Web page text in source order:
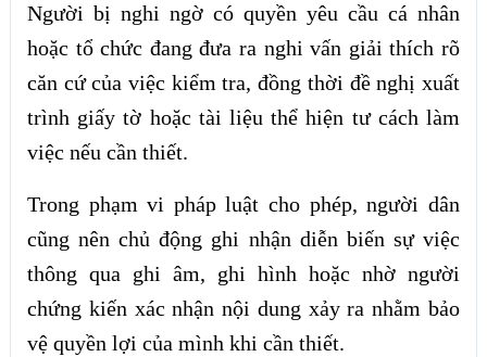
Người bị nghi ngờ có quyền yêu cầu cá nhân
hoặc tổ chức đang đưa ra nghi vấn giải thích rõ
căn cứ của việc kiểm tra, đồng thời đề nghị xuất
trình giấy tờ hoặc tài liệu thể hiện tư cách làm
việc nếu cần thiết.
Trong phạm vi pháp luật cho phép, người dân
cũng nên chủ động ghi nhận diễn biến sự việc
thông qua ghi âm, ghi hình hoặc nhờ người
chứng kiến xác nhận nội dung xảy ra nhằm bảo
vệ quyền lợi của mình khi cần thiết.